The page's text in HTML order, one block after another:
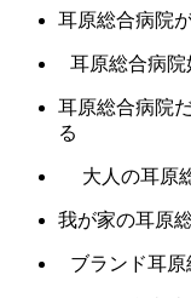
耳原総合病院
耳原総合病
耳原総合病院
る
大人の耳原
我が家の耳原
ブランド耳原